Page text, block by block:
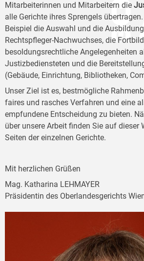
Mitarbeiterinnen und Mitarbeitern die
alle Gerichte ihres Sprengels
Beispiel die Auswahl und die
Rechtspfleger-Nachwuchses, die
besoldungsrechtliche Angelegenheiten
Justizbediensteten und die
(Gebäude, Einrichtung, Bibliotheken,
Unser Ziel ist es, bestmögliche
faires und rasches Verfahren und eine
empfundene Entscheidung zu bieten.
über unsere Arbeit finden Sie auf dieser
Seiten der einzelnen Gerichte.
Mit herzlichen Grüßen
Mag. Katharina LEHMAYER
Präsidentin des Oberlandesgerichts